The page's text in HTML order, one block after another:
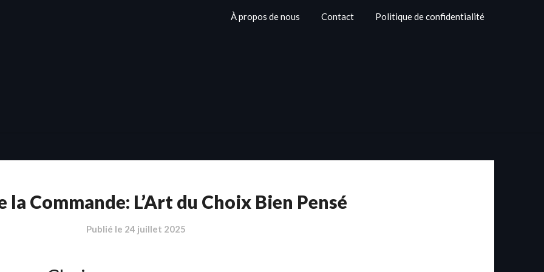
À propos de nous Contact Politique de confidentialité
la Commande: L’Art du Choix Bien Pensé
Publié le 24 juillet 2025